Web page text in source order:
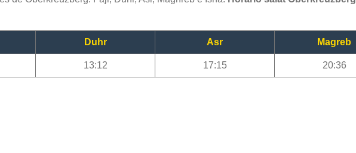
Duhr Asr Magreb
13:12 17:15 20:36